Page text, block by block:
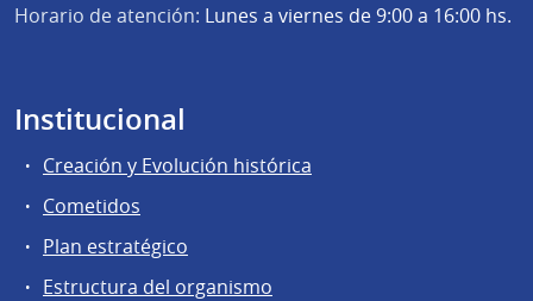
Horario de atención: Lunes a viernes de 9:00 a 16:00 hs.
Institucional
Creación y Evolución histórica
Cometidos
Plan estratégico
Estructura del organismo